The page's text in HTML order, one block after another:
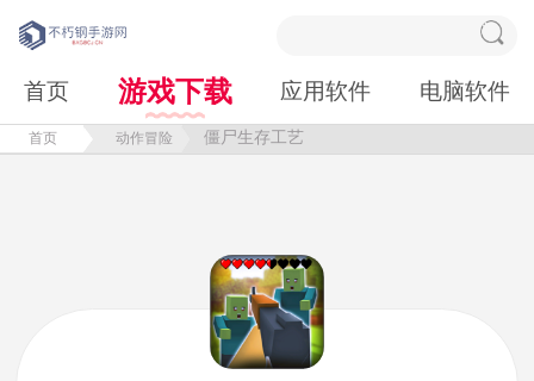
首页 游戏下载 应用软件 电脑软件
首页 动作冒险 僵尸生存工艺